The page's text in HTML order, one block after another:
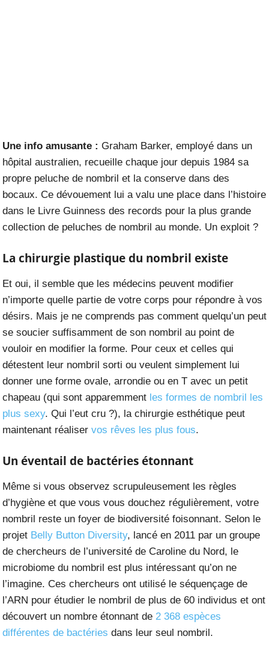
Une info amusante : Graham Barker, employé dans un
hôpital australien, recueille chaque jour depuis 1984 sa
propre peluche de nombril et la conserve dans des
bocaux. Ce dévouement lui a valu une place dans l’histoire
dans le Livre Guinness des records pour la plus grande
collection de peluches de nombril au monde. Un exploit ?
La chirurgie plastique du nombril existe
Et oui, il semble que les médecins peuvent modifier
n’importe quelle partie de votre corps pour répondre à vos
désirs. Mais je ne comprends pas comment quelqu’un peut
se soucier suffisamment de son nombril au point de
vouloir en modifier la forme. Pour ceux et celles qui
détestent leur nombril sorti ou veulent simplement lui
donner une forme ovale, arrondie ou en T avec un petit
chapeau (qui sont apparemment les formes de nombril les
plus sexy. Qui l’eut cru ?), la chirurgie esthétique peut
maintenant réaliser vos rêves les plus fous.
Un éventail de bactéries étonnant
Même si vous observez scrupuleusement les règles
d’hygiène et que vous vous douchez régulièrement, votre
nombril reste un foyer de biodiversité foisonnant. Selon le
projet Belly Button Diversity, lancé en 2011 par un groupe
de chercheurs de l’université de Caroline du Nord, le
microbiome du nombril est plus intéressant qu’on ne
l’imagine. Ces chercheurs ont utilisé le séquençage de
l’ARN pour étudier le nombril de plus de 60 individus et ont
découvert un nombre étonnant de 2 368 espèces
différentes de bactéries dans leur seul nombril.